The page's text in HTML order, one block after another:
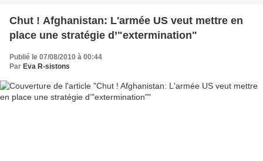
Chut ! Afghanistan: L'armée US veut mettre en
place une stratégie d’"extermination"
Publié le 07/08/2010 à 00:44
Par Eva R-sistons